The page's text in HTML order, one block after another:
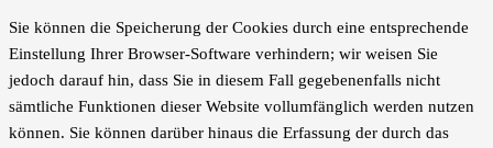
Sie können die Speicherung der Cookies durch eine entsprechende
Einstellung Ihrer Browser-Software verhindern; wir weisen Sie
jedoch darauf hin, dass Sie in diesem Fall gegebenenfalls nicht
sämtliche Funktionen dieser Website vollumfänglich werden nutzen
können. Sie können darüber hinaus die Erfassung der durch das